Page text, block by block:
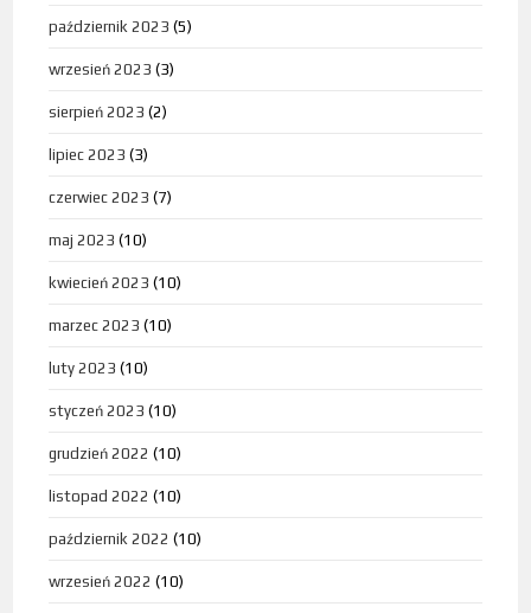
październik 2023 (5)
wrzesień 2023 (3)
sierpień 2023 (2)
lipiec 2023 (3)
czerwiec 2023 (7)
maj 2023 (10)
kwiecień 2023 (10)
marzec 2023 (10)
luty 2023 (10)
styczeń 2023 (10)
grudzień 2022 (10)
listopad 2022 (10)
październik 2022 (10)
wrzesień 2022 (10)